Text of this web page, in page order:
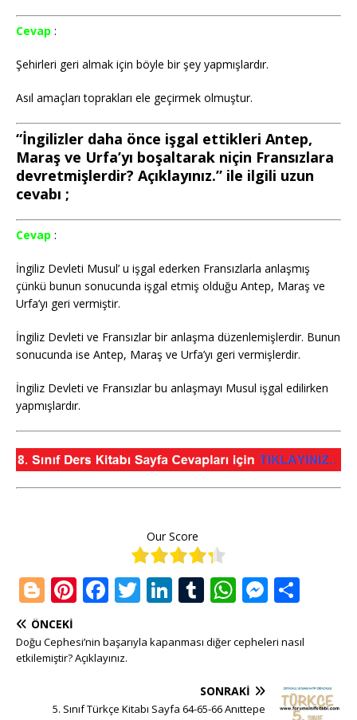
Cevap :
Şehirleri geri almak için böyle bir şey yapmışlardır.
Asıl amaçları toprakları ele geçirmek olmuştur.
“İngilizler daha önce işgal ettikleri Antep,
Maraş ve Urfa’yı boşaltarak niçin Fransızlara
devretmişlerdir? Açıklayınız.” ile ilgili uzun
cevabı ;
Cevap :
İngiliz Devleti Musul’ u işgal ederken Fransızlarla anlaşmış
çünkü bunun sonucunda işgal etmiş olduğu Antep, Maraş ve
Urfa’yı geri vermiştir.
İngiliz Devleti ve Fransızlar bir anlaşma düzenlemişlerdir. Bunun
sonucunda ise Antep, Maraş ve Urfa’yı geri vermişlerdir.
İngiliz Devleti ve Fransızlar bu anlaşmayı Musul işgal edilirken
yapmışlardır.
Our Score
Bl
o
g
g
Pi
te
r
F
c
e
T
it
Li
k
T
m
r
W
at
A
M
ss
n
ar
ÖNCEKI
Doğu Cephesi’nin başarıyla kapanması diğer cepheleri nasıl
etkilemiştir? Açıklayınız.
SONRAKI
5. Sınıf Türkçe Kitabı Sayfa 64-65-66 Anıttepe